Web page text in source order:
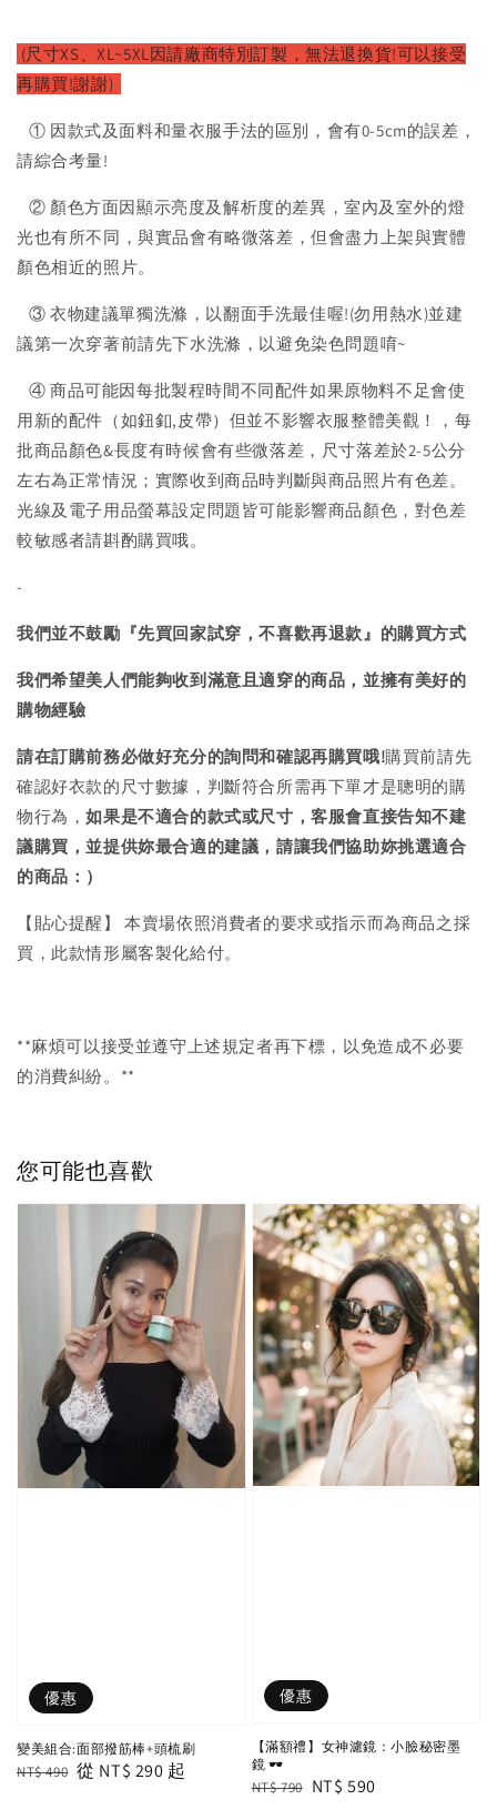
(尺寸XS、XL~5XL因請廠商特別訂製，無法退換貨!可以接受
再購買!謝謝)
① 因款式及面料和量衣服手法的區別，會有0-5cm的誤差，
請綜合考量!
② 顏色方面因顯示亮度及解析度的差異，室內及室外的燈
光也有所不同，與實品會有略微落差，但會盡力上架與實體
顏色相近的照片。
③ 衣物建議單獨洗滌，以翻面手洗最佳喔!(勿用熱水)並建
議第一次穿著前請先下水洗滌，以避免染色問題唷~
④ 商品可能因每批製程時間不同配件如果原物料不足會使
用新的配件（如鈕釦,皮帶）但並不影響衣服整體美觀！，每
批商品顏色&長度有時候會有些微落差，尺寸落差於2-5公分
左右為正常情況；實際收到商品時判斷與商品照片有色差。
光線及電子用品螢幕設定問題皆可能影響商品顏色，對色差
較敏感者請斟酌購買哦。
-
我們並不鼓勵『先買回家試穿，不喜歡再退款』的購買方式
我們希望美人們能夠收到滿意且適穿的商品，並擁有美好的
購物經驗
請在訂購前務必做好充分的詢問和確認再購買哦!購買前請先
確認好衣款的尺寸數據，判斷符合所需再下單才是聰明的購
物行為，如果是不適合的款式或尺寸，客服會直接告知不建
議購買，並提供妳最合適的建議，請讓我們協助妳挑選適合
的商品：）
【貼心提醒】 本賣場依照消費者的要求或指示而為商品之採
買，此款情形屬客製化給付。
**麻煩可以接受並遵守上述規定者再下標，以免造成不必要
的消費糾紛。**
您可能也喜歡
優惠
變美組合:面部撥筋棒+頭梳刷
Regular
NT$ 490 Sale
從 NT$ 290 起
優惠
【滿額禮】女神濾鏡：小臉秘密墨
鏡 🕶️
Regular
NT$ 790 Sale
NT$ 590